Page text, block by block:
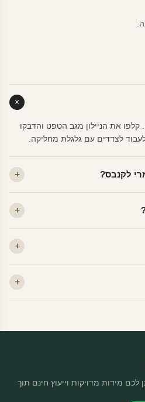
את הניילון מגב הטפט והדבקו
לצדדים עם גלגלת מחליקה.
לקנבס?
מט.
מידות מדויקות וייעוץ חינם תוך